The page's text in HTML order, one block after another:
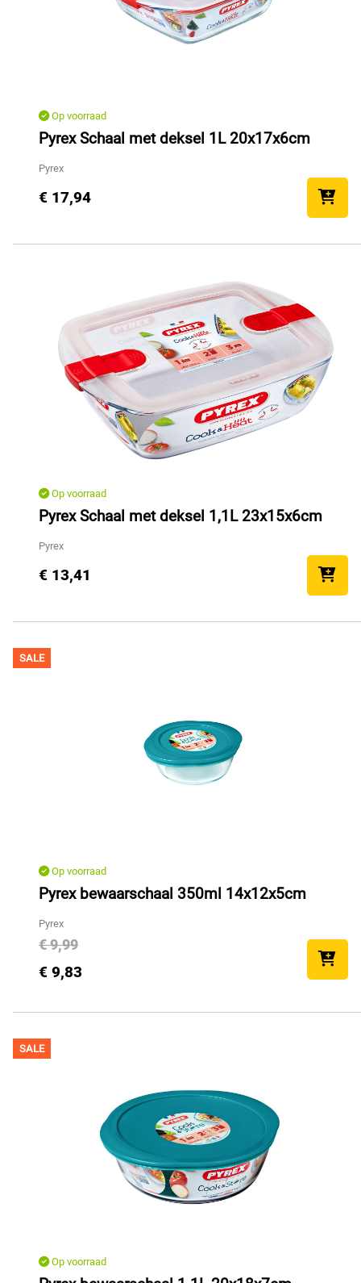
Op voorraad
Pyrex Schaal met deksel 1L 20x17x6cm
Pyrex
€ 17,94
Op voorraad
Pyrex Schaal met deksel 1,1L 23x15x6cm
Pyrex
€ 13,41
SALE
Op voorraad
Pyrex bewaarschaal 350ml 14x12x5cm
Pyrex
€ 9,99
€ 9,83
SALE
Op voorraad